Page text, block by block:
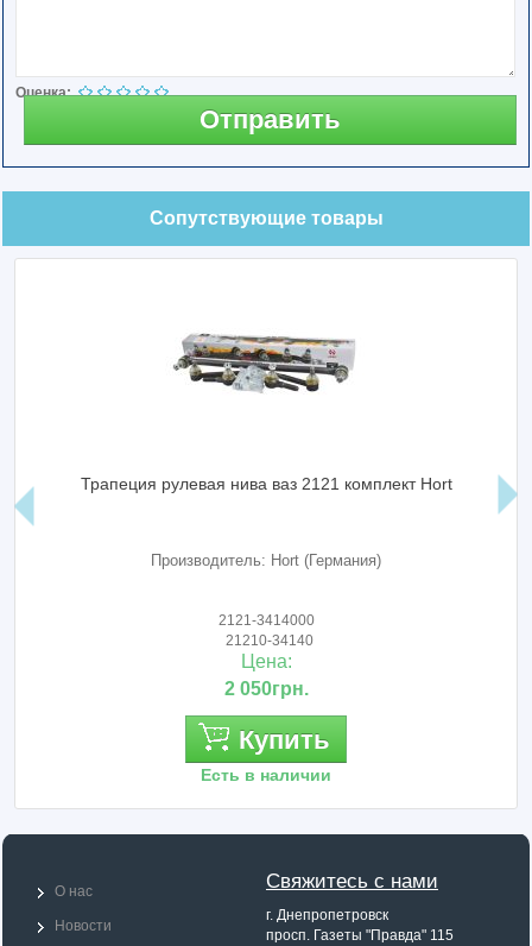
Оценка:
Отправить
Сопутствующие товары
Трапеция рулевая нива ваз 2121 комплект Hort
Производитель: Hort (Германия)
2121-3414000
21210-34140
Цена:
2 050грн.
Купить
Есть в наличии
Свяжитесь с нами
г. Днепропетровск
просп. Газеты "Правда" 115
О нас
Новости